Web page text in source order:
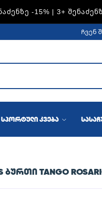
ᲨᲔᲜᲐᲫᲔᲜᲖᲔ -20% | 3+
ჩვენ
სპორტული კვება
ᲑᲣᲠᲗᲘ TANGO